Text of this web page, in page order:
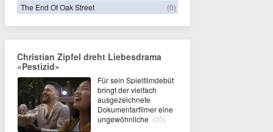
The End Of Oak Street
(0)
Christian Zipfel dreht Liebesdrama
«Pestizid»
Für sein Spielfilmdebüt
bringt der vielfach
ausgezeichnete
Dokumentarfilmer eine
ungewöhnliche (00)